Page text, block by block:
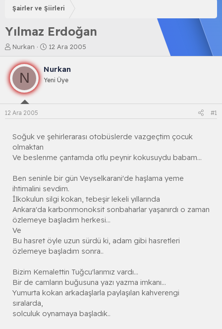
Şairler ve Şiirleri
Yılmaz Erdoğan
K
o
n
b
u
y
a
l
a
a
Nurkan
B
a
l
a
ç
a
r
h
12 Ara 2005
N
Nurkan
Yeni Üye
12 Ara 2005 #1
Soğuk ve şehirlerarası otobüslerde vazgeçtim çocuk
olmaktan
Ve beslenme çantamda otlu peynir kokusuydu babam...
Ben seninle bir gün Veyselkarani'de haşlama yeme
ihtimalini sevdim.
İlkokulun silgi kokan, tebeşir lekeli yıllarında
Ankara'da karbonmonoksit sonbaharlar yaşanırdı o zaman
özlemeye başladım herkesi...
Ve
Bu hasret öyle uzun sürdü ki, adam gibi hasretleri
özlemeye başladım sonra..
Bizim Kemalettin Tuğcu'larımız vardı...
Bir de camların buğusuna yazı yazma imkanı...
Yumurta kokan arkadaşlarla paylaşılan kahverengi
sıralarda,
solculuk oynamaya başladık..